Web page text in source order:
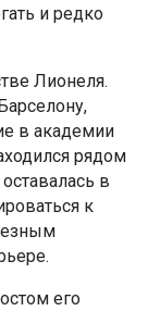
и редко
Лионеля.
в академии
рядом
в
к
его